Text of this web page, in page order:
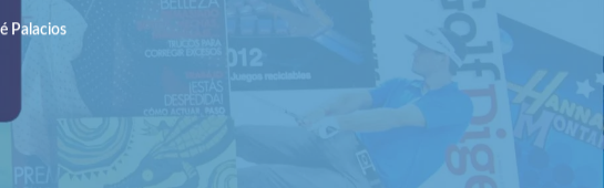
Palacios